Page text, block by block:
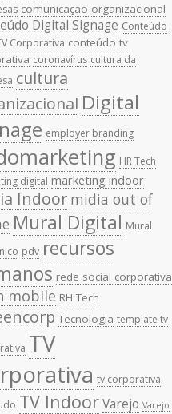
comunicação organizacional
Digital Signage Conteúdo
Corporativa conteúdo tv
coronavírus cultura da
cultura
Digital
employer branding
HR Tech
digital marketing indoor
Indoor midia out of
Mural Digital Mural
pdv recursos
rede social corporativa
mobile RH Tech
Tecnologia template tv
TV
tv corporativa
TV IndoorVarejo Varejo